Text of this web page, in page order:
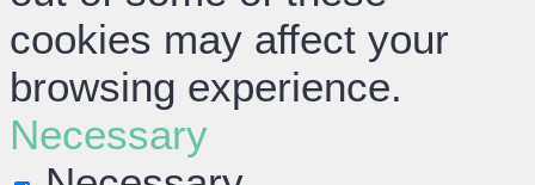
cookies may affect your
browsing experience.
Necessary